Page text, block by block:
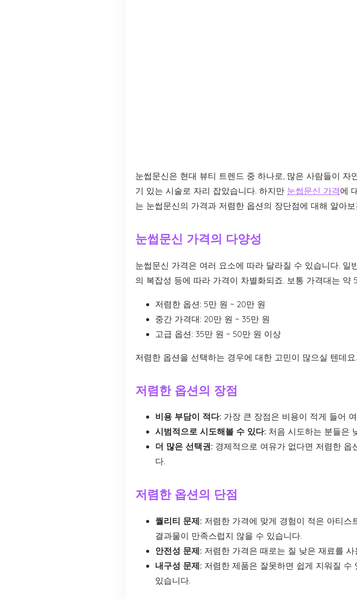
눈썹문신은 현대 뷰티 트렌드 중 하나로, 많은 사람들이
기 있는 시술로 자리 잡았습니다. 하지만 눈썹문신 가격에
는 눈썹문신의 가격과 저렴한 옵션의 장단점에 대해 알아보
눈썹문신 가격의 다양성
눈썹문신 가격은 여러 요소에 따라 달라질 수 있습니다. 일
의 복잡성 등에 따라 가격이 차별화되죠. 보통 가격대는 약
저렴한 옵션: 5만 원 ~ 20만 원
중간 가격대: 20만 원 ~ 35만 원
고급 옵션: 35만 원 ~ 50만 원 이상
저렴한 옵션을 선택하는 경우에 대한 고민이 많으실 텐데
저렴한 옵션의 장점
비용 부담이 적다: 가장 큰 장점은 비용이 적게 들어
시범적으로 시도해볼 수 있다: 처음 시도하는 분들은
더 많은 선택권: 경제적으로 여유가 없다면 저렴한 옵
다.
저렴한 옵션의 단점
퀄리티 문제: 저렴한 가격에 맞게 경험이 적은 아티스
결과물이 만족스럽지 않을 수 있습니다.
안전성 문제: 저렴한 가격은 때로는 질 낮은 재료를
내구성 문제: 저렴한 제품은 잘못하면 쉽게 지워질
있습니다.